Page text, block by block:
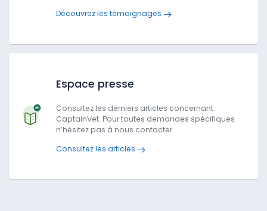
Découvrez les témoignages
Espace presse
Consultez les derniers articles concernant
CaptainVet. Pour toutes demandes spécifiques
n’hésitez pas à nous contacter
Consultez les articles